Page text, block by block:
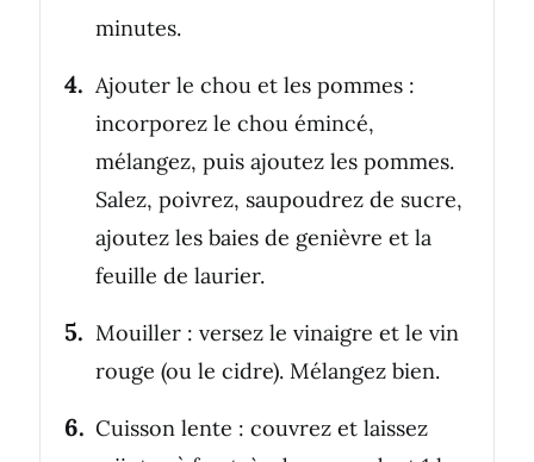
minutes.
Ajouter le chou et les pommes :
incorporez le chou émincé,
mélangez, puis ajoutez les pommes.
Salez, poivrez, saupoudrez de sucre,
ajoutez les baies de genièvre et la
feuille de laurier.
Mouiller : versez le vinaigre et le vin
rouge (ou le cidre). Mélangez bien.
Cuisson lente : couvrez et laissez